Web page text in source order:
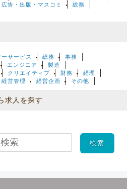
広告・出版・マスコミ
総務
サービス 総務
事務
エンジニア
製造
クリエイティブ 財務
経理
経営管理 経営企画 その他
求人を探す